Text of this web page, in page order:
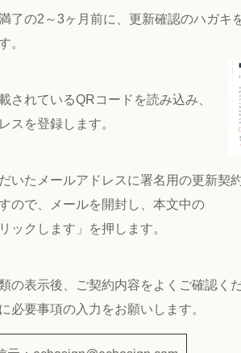
了の2～3ヶ月前に、更新確認のハガキ
。
されているQRコードを読み込み、
スを登録します。
いたメールアドレスに署名用の更新契
ので、メールを開封し、本文中の
ックします」を押します。
の表示後、ご契約内容をよくご確認くだ
必要事項の入力をお願いします。